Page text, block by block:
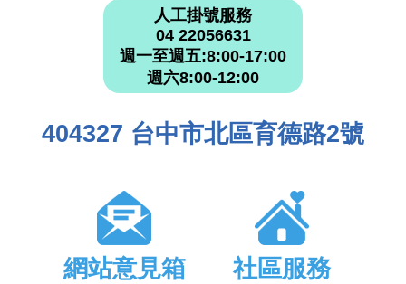
人工掛號服務
04 22056631
週一至週五:8:00-17:00
週六8:00-12:00
404327 台中市北區育德路2號
網站意見箱 社區服務